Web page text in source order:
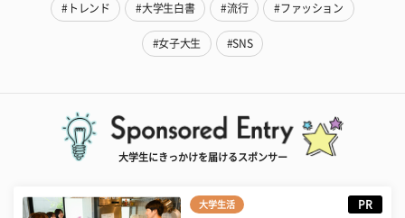
#トレンド #大学生白書 #流行 #ファッション
#女子大生 #SNS
大学生にきっかけを届けるスポンサー
大学生活 PR